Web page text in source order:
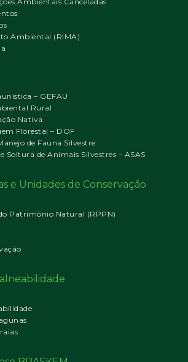
Ambiental (RIMA)
– GEFAU
Rural
Nativa
Florestal – DOF
de Fauna Silvestre
Soltura de Animais Silvestres – ASAS
e Unidades de Conservação
Patrimônio Natural (RPPN)